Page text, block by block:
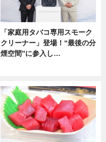
「家庭用タバコ専用スモーク
クリーナー」登場！“最後の分
煙空間”に参入し…